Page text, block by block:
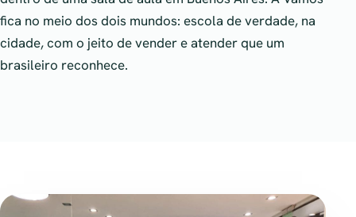
fica no meio dos dois mundos: escola de verdade, na
cidade, com o jeito de vender e atender que um
brasileiro reconhece.